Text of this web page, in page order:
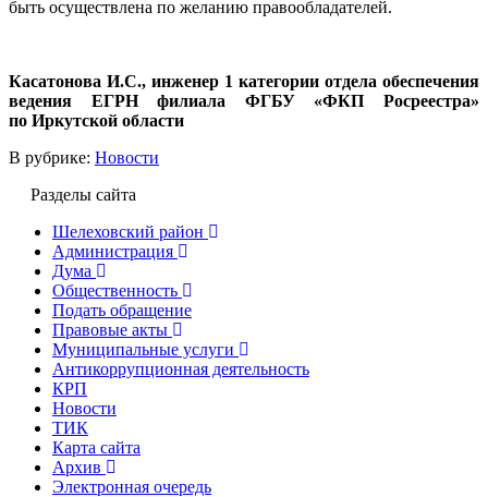
быть осуществлена по желанию правообладателей.
Касатонова И.С., инженер 1 категории отдела обеспечения
ведения ЕГРН филиала ФГБУ «ФКП Росреестра»
по Иркутской области
В рубрике: Новости
Разделы сайта
Шелеховский район
Администрация
Дума
Общественность
Подать обращение
Правовые акты
Муниципальные услуги
Антикоррупционная деятельность
КРП
Новости
ТИК
Карта сайта
Архив
Электронная очередь